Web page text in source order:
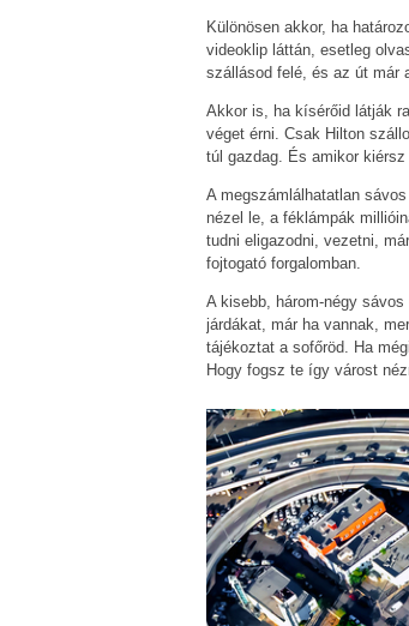
Különösen akkor, ha
videoklip láttán, esetleg
szállásod felé, és az út már
Akkor is, ha kísérőid látják
véget érni. Csak Hilton
túl gazdag. És amikor
A megszámlálhatatlan
nézel le, a féklámpák
tudni eligazodni, vezetni,
fojtogató forgalomban.
A kisebb, három-négy
járdákat, már ha vannak,
tájékoztat a sofőröd. Ha
Hogy fogsz te így várost